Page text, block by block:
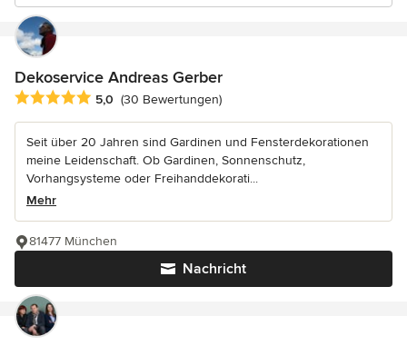
Dekoservice Andreas Gerber
Durchschnittliche Bewertung: 5 von 5 Sternen
5,0 (30 Bewertungen)
Seit über 20 Jahren sind Gardinen und Fensterdekorationen
meine Leidenschaft. Ob Gardinen, Sonnenschutz,
Vorhangsysteme oder Freihanddekorati...
Mehr
Nachricht
81477 München